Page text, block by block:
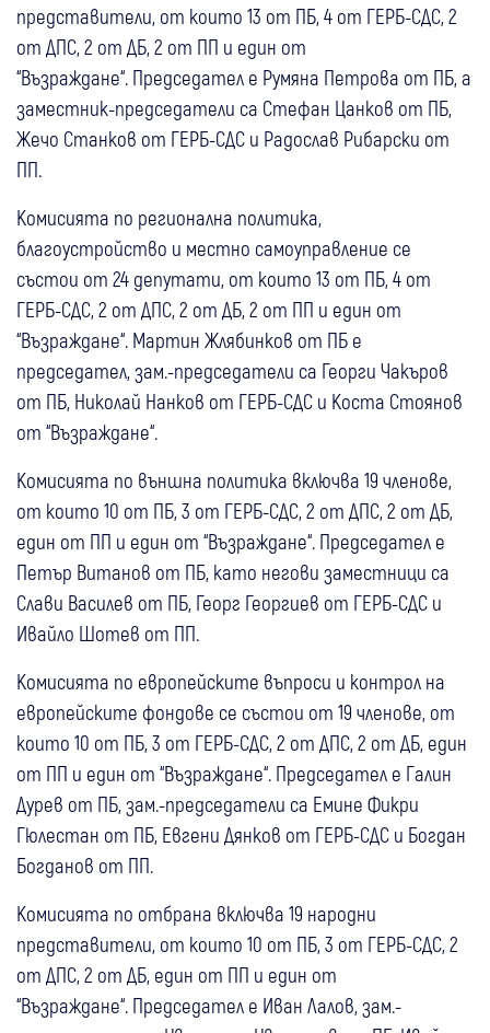
представители, от които 13 от ПБ, 4 от ГЕРБ-СДС, 2
от ДПС, 2 от ДБ, 2 от ПП и един от
“Възраждане“. Председател е Румяна Петрова от ПБ, а
заместник-председатели са Стефан Цанков от ПБ,
Жечо Станков от ГЕРБ-СДС и Радослав Рибарски от
ПП.
Комисията по регионална политика,
благоустройство и местно самоуправление се
състои от 24 депутати, от които 13 от ПБ, 4 от
ГЕРБ-СДС, 2 от ДПС, 2 от ДБ, 2 от ПП и един от
“Възраждане“. Мартин Жлябинков от ПБ е
председател, зам.-председатели са Георги Чакъров
от ПБ, Николай Нанков от ГЕРБ-СДС и Коста Стоянов
от “Възраждане“.
Комисията по външна политика включва 19 членове,
от които 10 от ПБ, 3 от ГЕРБ-СДС, 2 от ДПС, 2 от ДБ,
един от ПП и един от “Възраждане“. Председател е
Петър Витанов от ПБ, като негови заместници са
Слави Василев от ПБ, Георг Георгиев от ГЕРБ-СДС и
Ивайло Шотев от ПП.
Комисията по европейските въпроси и контрол на
европейските фондове се състои от 19 членове, от
които 10 от ПБ, 3 от ГЕРБ-СДС, 2 от ДПС, 2 от ДБ, един
от ПП и един от “Възраждане“. Председател е Галин
Дурев от ПБ, зам.-председатели са Емине Фикри
Гюлестан от ПБ, Евгени Дянков от ГЕРБ-СДС и Богдан
Богданов от ПП.
Комисията по отбрана включва 19 народни
представители, от които 10 от ПБ, 3 от ГЕРБ-СДС, 2
от ДПС, 2 от ДБ, един от ПП и един от
“Възраждане“. Председател е Иван Лалов, зам.-